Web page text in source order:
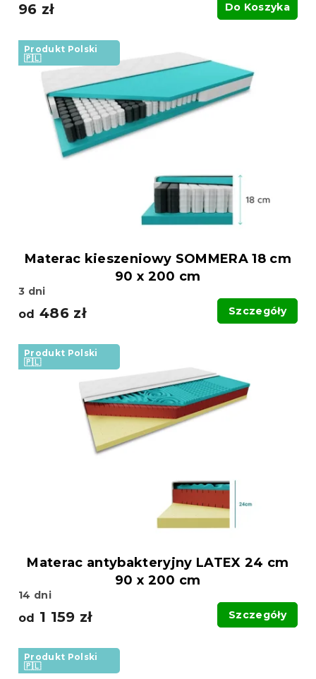
96 zł Do Koszyka
Produkt Polski
🇵🇱
Materac kieszeniowy SOMMERA 18 cm
90 x 200 cm
3 dni
od 486 zł Szczegóły
Produkt Polski
🇵🇱
Materac antybakteryjny LATEX 24 cm
90 x 200 cm
14 dni
od 1 159 zł Szczegóły
Produkt Polski
🇵🇱